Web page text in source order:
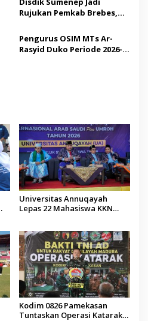
Rujukan Pemkab Brebes,
Pendidikan Berbasis
Budaya
Pengurus OSIM MTs Ar-
Rasyid Duko Periode 2026-
Universitas Annuqayah
Lepas 22 Mahasiswa KKN
Kodim 0826 Pamekasan
Tuntaskan Operasi Katarak